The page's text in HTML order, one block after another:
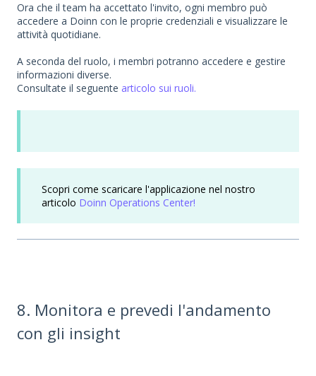
Ora che il team ha accettato l'invito, ogni membro può
accedere a Doinn con le proprie credenziali e visualizzare le
attività quotidiane.
A seconda del ruolo, i membri potranno accedere e gestire
informazioni diverse.
Consultate il seguente articolo sui ruoli.
Scopri come scaricare l'applicazione nel nostro
articolo Doinn Operations Center!
8. Monitora e prevedi l'andamento
con gli insight